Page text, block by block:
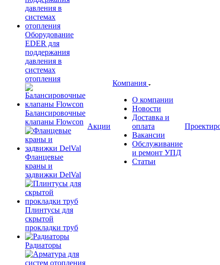
Оборудование
EDER для
поддержания
давления в
системах
отопления
Балансировочные
клапаны Flowcon
Фланцевые
краны и
задвижки DelVal
Плинтусы для
скрытой
прокладки труб
Радиаторы
Акции
Компания
О компании
Новости
Доставка и
оплата
Вакансии
Обслуживание
и ремонт УПД
Статьи